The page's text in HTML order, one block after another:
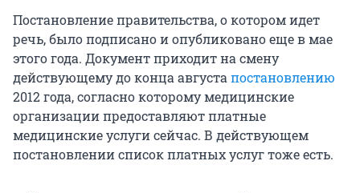
Постановление правительства, о котором идет
речь, было подписано и опубликовано еще в мае
этого года. Документ приходит на смену
действующему до конца августапостановлению
2012 года, согласно которому медицинские
организации предоставляют платные
медицинские услуги сейчас. В действующем
постановлении список платных услуг тоже есть.